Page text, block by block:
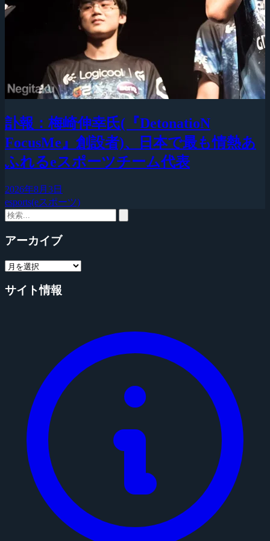
訃報：梅崎伸幸氏(『DetonatioN
FocusMe』創設者)、日本で最も情熱あ
ふれるeスポーツチーム代表
2026年8月3日
esports(eスポーツ)
アーカイブ
サイト情報